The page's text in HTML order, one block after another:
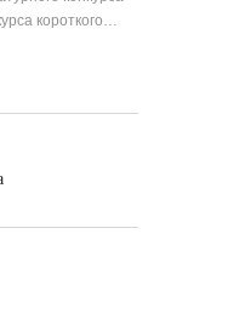
короткого…